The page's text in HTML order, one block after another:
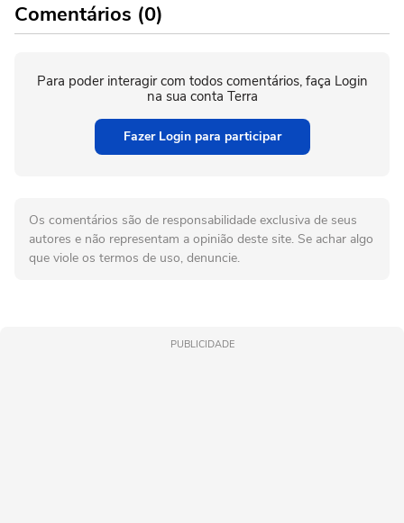
Comentários (0)
Para poder interagir com todos comentários, faça Login
na sua conta Terra
Fazer Login para participar
Os comentários são de responsabilidade exclusiva de seus
autores e não representam a opinião deste site. Se achar algo
que viole os termos de uso, denuncie.
PUBLICIDADE